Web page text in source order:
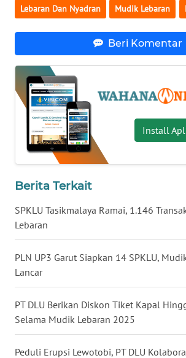
Lebaran Dan Nyadran Mudik Lebaran
Beri Komentar
Install
Berita Terkait
SPKLU Tasikmalaya Ramai, 1.146
Lebaran
PLN UP3 Garut Siapkan 14 SPKLU,
Lancar
PT DLU Berikan Diskon Tiket Kapal
Selama Mudik Lebaran 2025
Peduli Erupsi Lewotobi, PT DLU
LAMPUNG
WN
JATENG
WN
WN
JOGJA
WN
WN
BALI